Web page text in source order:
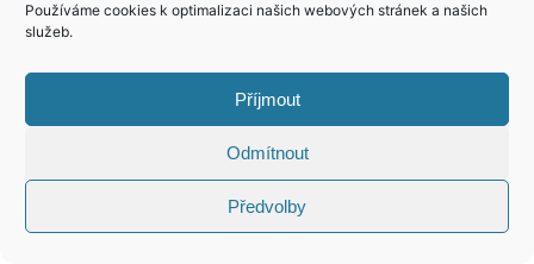
Používáme cookies k optimalizaci našich webových stránek a našich
služeb.
Příjmout
Odmítnout
Předvolby
Copyright © 2026 VIP Bulvár, All Rights
Reserved